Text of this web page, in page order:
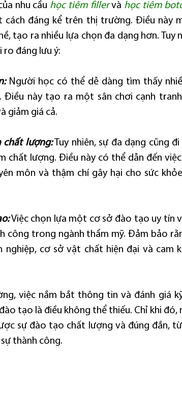
nhu cầu học tiêm filler và học tiêm
cách đáng kể trên thị trường. Điều này
tạo ra nhiều lựa chọn đa dạng hơn. Tuy
đáng lưu ý:
Người học có thể dễ dàng tìm thấy
này tạo ra một sân chơi cạnh tranh
giảm giá cả.
chất lượng: Tuy nhiên, sự đa dạng cũng
chất lượng. Điều này có thể dẫn đến
môn và thậm chí gây hại cho sức
Việc chọn lựa một cơ sở đào tạo uy tín
công trong ngành thẩm mỹ. Đảm bảo
nghiệp, cơ sở vật chất hiện đại và cam
việc nắm bắt thông tin và đánh giá
tạo là điều không thể thiếu. Chỉ khi đó,
sự đào tạo chất lượng và đúng đắn,
thành công.